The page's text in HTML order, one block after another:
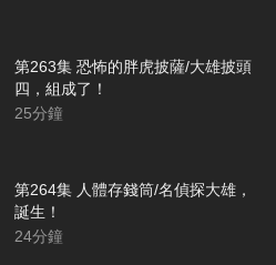
第263集 恐怖的胖虎披薩/大雄披頭
四，組成了！
25分鐘
第264集 人體存錢筒/名偵探大雄，
誕生！
24分鐘